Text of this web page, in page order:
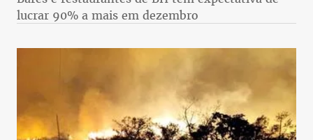
lucrar 90% a mais em dezembro